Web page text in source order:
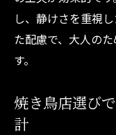
し、静けさを重視
た配慮で、大人の
す。
焼き鳥店選び
計